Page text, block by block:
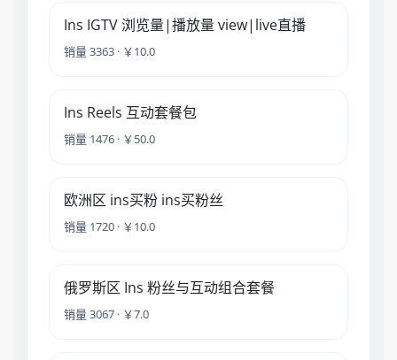
Ins IGTV 浏览量|播放量 view|live直播
销量 3363 · ￥10.0
Ins Reels 互动套餐包
销量 1476 · ￥50.0
欧洲区 ins买粉 ins买粉丝
销量 1720 · ￥10.0
俄罗斯区 Ins 粉丝与互动组合套餐
销量 3067 · ￥7.0